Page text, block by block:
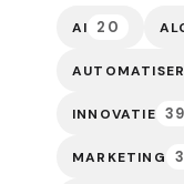
AI 20
INNOVATIE 39
MARKETING